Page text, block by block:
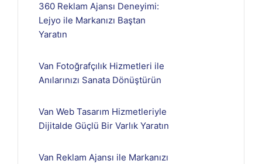
360 Reklam Ajansı Deneyimi:
Lejyo ile Markanızı Baştan
Yaratın
Van Fotoğrafçılık Hizmetleri ile
Anılarınızı Sanata Dönüştürün
Van Web Tasarım Hizmetleriyle
Dijitalde Güçlü Bir Varlık Yaratın
Van Reklam Ajansı ile Markanızı